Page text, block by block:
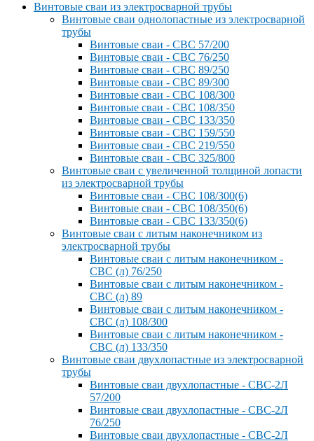
Винтовые сваи из электросварной трубы
Винтовые сваи однолопастные из электросварной
трубы
Винтовые сваи - СВС 57/200
Винтовые сваи - СВС 76/250
Винтовые сваи - СВС 89/250
Винтовые сваи - СВС 89/300
Винтовые сваи - СВС 108/300
Винтовые сваи - СВС 108/350
Винтовые сваи - СВС 133/350
Винтовые сваи - СВС 159/550
Винтовые сваи - СВС 219/550
Винтовые сваи - СВС 325/800
Винтовые сваи с увеличенной толщиной лопасти
из электросварной трубы
Винтовые сваи - СВС 108/300(6)
Винтовые сваи - СВС 108/350(6)
Винтовые сваи - СВС 133/350(6)
Винтовые сваи с литым наконечником из
электросварной трубы
Винтовые сваи с литым наконечником -
СВС (л) 76/250
Винтовые сваи с литым наконечником -
СВС (л) 89
Винтовые сваи с литым наконечником -
СВС (л) 108/300
Винтовые сваи с литым наконечником -
СВС (л) 133/350
Винтовые сваи двухлопастные из электросварной
трубы
Винтовые сваи двухлопастные - СВС-2Л
57/200
Винтовые сваи двухлопастные - СВС-2Л
76/250
Винтовые сваи двухлопастные - СВС-2Л